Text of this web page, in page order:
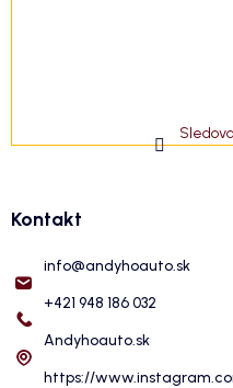
Kontakt
info@andyhoauto.sk
+421 948 186 032
Andyhoauto.sk
https://